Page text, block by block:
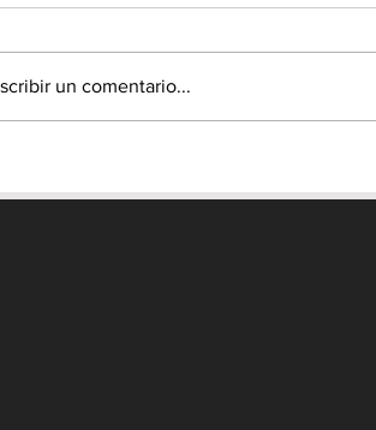
un comentario...